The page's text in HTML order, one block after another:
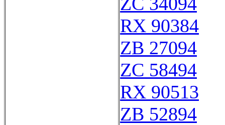
RX 90384
ZB 27094
ZC 58494
RX 90513
ZB 52894